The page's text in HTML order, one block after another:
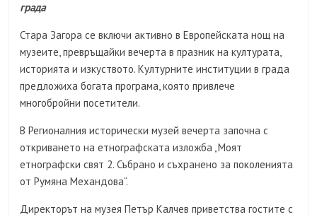
града
Стара Загора се включи активно в Европейската нощ на
музеите, превръщайки вечерта в празник на културата,
историята и изкуството. Културните институции в града
предложиха богата програма, която привлече
многобройни посетители.
В Регионалния исторически музей вечерта започна с
откриването на етнографската изложба „Моят
етнографски свят 2. Събрано и съхранено за поколенията
от Румяна Механдова“.
Директорът на музея Петър Калчев приветства гостите с